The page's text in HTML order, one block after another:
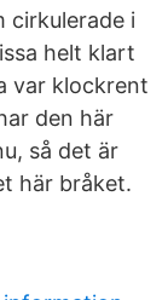
cirkulerade i
helt klart
var klockrent
den här
så det är
här bråket.